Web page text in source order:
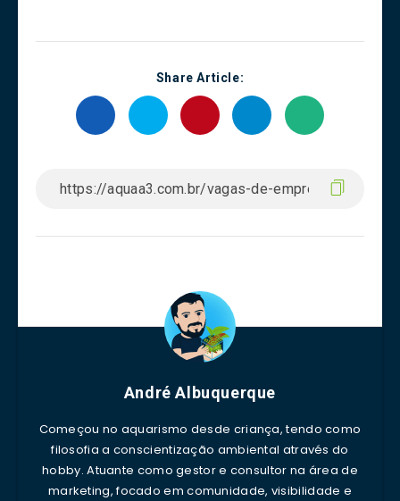
Share Article:
André Albuquerque
Começou no aquarismo desde criança, tendo como
filosofia a conscientização ambiental através do
hobby. Atuante como gestor e consultor na área de
marketing, focado em comunidade, visibilidade e